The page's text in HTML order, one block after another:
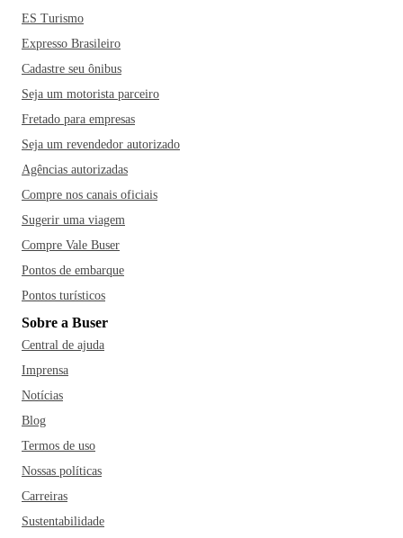
ES Turismo
Expresso Brasileiro
Cadastre seu ônibus
Seja um motorista parceiro
Fretado para empresas
Seja um revendedor autorizado
Agências autorizadas
Compre nos canais oficiais
Sugerir uma viagem
Compre Vale Buser
Pontos de embarque
Pontos turísticos
Sobre a Buser
Central de ajuda
Imprensa
Notícias
Blog
Termos de uso
Nossas políticas
Carreiras
Sustentabilidade